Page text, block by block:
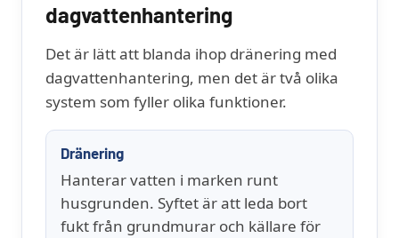
dagvattenhantering
Det är lätt att blanda ihop dränering med
dagvattenhantering, men det är två olika
system som fyller olika funktioner.
Dränering
Hanterar vatten i marken runt
husgrunden. Syftet är att leda bort
fukt från grundmurar och källare för